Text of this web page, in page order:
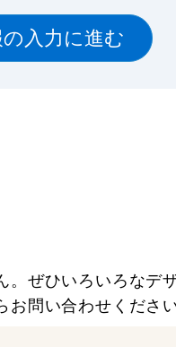
ぜひいろいろな
問い合わせください